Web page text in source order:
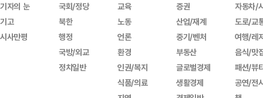
기자의 눈
기고
시사만평
국회/정당
북한
행정
국방/외교
정치일반
교육
노동
언론
환경
인권/복지
식품/의료
증권
산업/재계
중기/벤처
부동산
글로벌경제
생활경제
자동차/
도로/교
여행/레
음식/맛
패션/뷰
공연/전